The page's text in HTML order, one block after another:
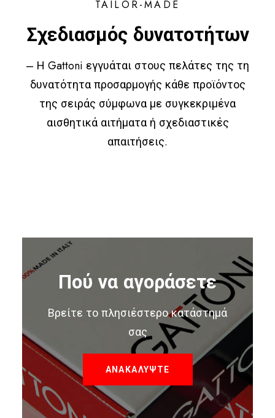
TAILOR-MADE
Σχεδιασμός δυνατοτήτων
– Η Gattoni εγγυάται στους πελάτες της τη
δυνατότητα προσαρμογής κάθε προϊόντος
της σειράς σύμφωνα με συγκεκριμένα
αισθητικά αιτήματα ή σχεδιαστικές
απαιτήσεις.
Πού να αγοράσετε
Βρείτε το πλησιέστερο κατάστημά
σας
ΑΝΑΚΑΛΥΨΤΕ